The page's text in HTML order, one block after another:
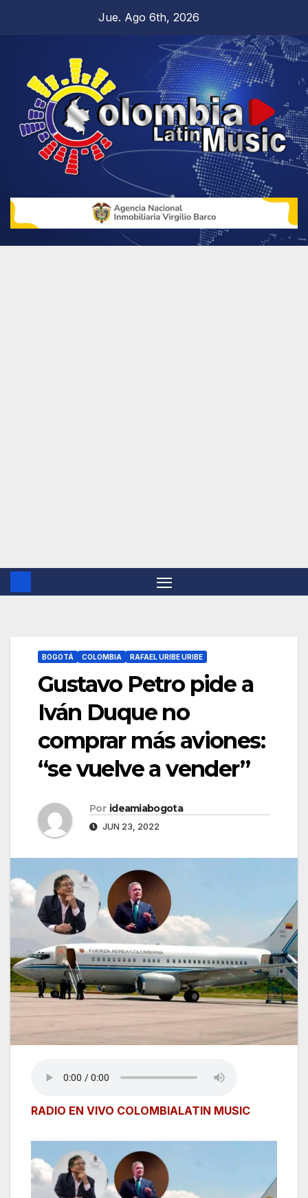
Jue. Ago 6th, 2026
BOGOTÁ COLOMBIA RAFAEL URIBE URIBE
Gustavo Petro pide a
Iván Duque no
comprar más aviones:
“se vuelve a vender”
Por ideamiabogota
JUN 23, 2022
RADIO EN VIVO COLOMBIALATIN MUSIC